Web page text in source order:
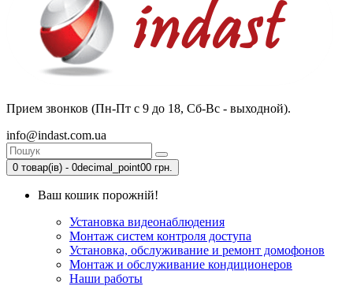
Прием звонков (Пн-Пт с 9 до 18, Сб-Вс - выходной).
info@indast.com.ua
0 товар(ів) - 0decimal_point00 грн.
Ваш кошик порожній!
Установка видеонаблюдения
Монтаж систем контроля доступа
Установка, обслуживание и ремонт домофонов
Монтаж и обслуживание кондиционеров
Наши работы